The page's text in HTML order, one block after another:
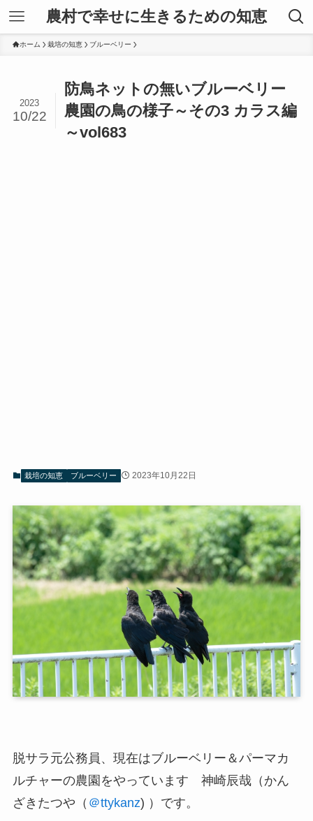
農村で幸せに生きるための知恵
ホーム 栽培の知恵 ブルーベリー
防鳥ネットの無いブルーベリー
農園の鳥の様子～その3 カラス編
～vol683
2023
10/22
栽培の知恵 ブルーベリー 2023年10月22日
脱サラ元公務員、現在はブルーベリー＆パーマカ
ルチャーの農園 をやっています 神崎辰哉（かん
ざきたつや（ ＠ttykanz) ）です。